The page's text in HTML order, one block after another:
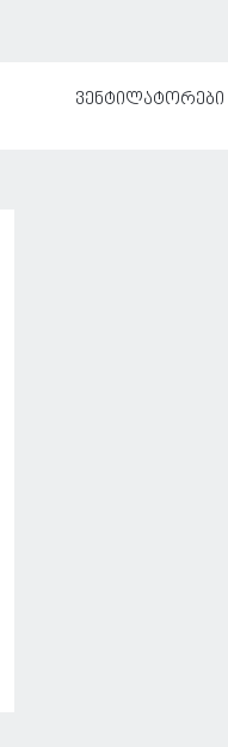
ვენტილატორები